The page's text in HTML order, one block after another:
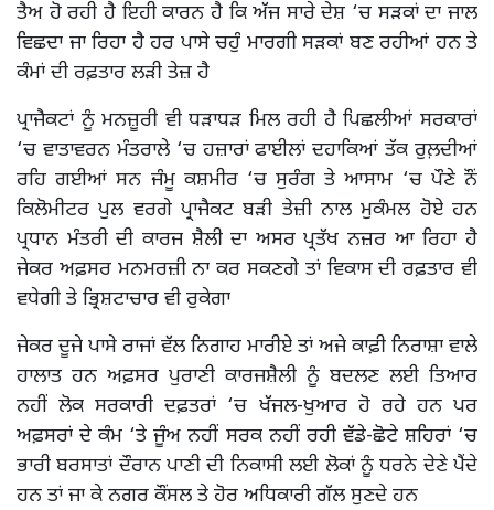
ਤੈਅ ਹੋ ਰਹੀ ਹੈ ਇਹੀ ਕਾਰਨ ਹੈ ਕਿ ਅੱਜ ਸਾਰੇ ਦੇਸ਼ ‘ਚ ਸੜਕਾਂ ਦਾ ਜਾਲ
ਵਿਛਦਾ ਜਾ ਰਿਹਾ ਹੈ ਹਰ ਪਾਸੇ ਚਹੁੰ ਮਾਰਗੀ ਸੜਕਾਂ ਬਣ ਰਹੀਆਂ ਹਨ ਤੇ
ਕੰਮਾਂ ਦੀ ਰਫ਼ਤਾਰ ਲੜੀ ਤੇਜ਼ ਹੈ
ਪ੍ਰਾਜੈਕਟਾਂ ਨੂੰ ਮਨਜ਼ੂਰੀ ਵੀ ਧੜਾਧੜ ਮਿਲ ਰਹੀ ਹੈ ਪਿਛਲੀਆਂ ਸਰਕਾਰਾਂ
‘ਚ ਵਾਤਾਵਰਨ ਮੰਤਰਾਲੇ ‘ਚ ਹਜ਼ਾਰਾਂ ਫਾਈਲਾਂ ਦਹਾਕਿਆਂ ਤੱਕ ਰੁਲ਼ਦੀਆਂ
ਰਹਿ ਗਈਆਂ ਸਨ ਜੰਮੂ ਕਸ਼ਮੀਰ ‘ਚ ਸੁਰੰਗ ਤੇ ਆਸਾਮ ‘ਚ ਪੌਣੇ ਨੌਂ
ਕਿਲੋਮੀਟਰ ਪੁਲ ਵਰਗੇ ਪ੍ਰਾਜੈਕਟ ਬੜੀ ਤੇਜ਼ੀ ਨਾਲ ਮੁਕੰਮਲ ਹੋਏ ਹਨ
ਪ੍ਰਧਾਨ ਮੰਤਰੀ ਦੀ ਕਾਰਜ ਸ਼ੈਲੀ ਦਾ ਅਸਰ ਪ੍ਰਤੱਖ ਨਜ਼ਰ ਆ ਰਿਹਾ ਹੈ
ਜੇਕਰ ਅਫ਼ਸਰ ਮਨਮਰਜ਼ੀ ਨਾ ਕਰ ਸਕਣਗੇ ਤਾਂ ਵਿਕਾਸ ਦੀ ਰਫ਼ਤਾਰ ਵੀ
ਵਧੇਗੀ ਤੇ ਭ੍ਰਿਸ਼ਟਾਚਾਰ ਵੀ ਰੁਕੇਗਾ
ਜੇਕਰ ਦੂਜੇ ਪਾਸੇ ਰਾਜਾਂ ਵੱਲ ਨਿਗਾਹ ਮਾਰੀਏ ਤਾਂ ਅਜੇ ਕਾਫ਼ੀ ਨਿਰਾਸ਼ਾ ਵਾਲੇ
ਹਾਲਾਤ ਹਨ ਅਫ਼ਸਰ ਪੁਰਾਣੀ ਕਾਰਜਸ਼ੈਲੀ ਨੂੰ ਬਦਲਣ ਲਈ ਤਿਆਰ
ਨਹੀਂ ਲੋਕ ਸਰਕਾਰੀ ਦਫ਼ਤਰਾਂ ‘ਚ ਖੱਜਲ-ਖੁਆਰ ਹੋ ਰਹੇ ਹਨ ਪਰ
ਅਫ਼ਸਰਾਂ ਦੇ ਕੰਮ ‘ਤੇ ਜੂੰਅ ਨਹੀਂ ਸਰਕ ਨਹੀਂ ਰਹੀ ਵੱਡੇ-ਛੋਟੇ ਸ਼ਹਿਰਾਂ ‘ਚ
ਭਾਰੀ ਬਰਸਾਤਾਂ ਦੌਰਾਨ ਪਾਣੀ ਦੀ ਨਿਕਾਸੀ ਲਈ ਲੋਕਾਂ ਨੂੰ ਧਰਨੇ ਦੇਣੇ ਪੈਂਦੇ
ਹਨ ਤਾਂ ਜਾ ਕੇ ਨਗਰ ਕੌਂਸਲ ਤੇ ਹੋਰ ਅਧਿਕਾਰੀ ਗੱਲ ਸੁਣਦੇ ਹਨ